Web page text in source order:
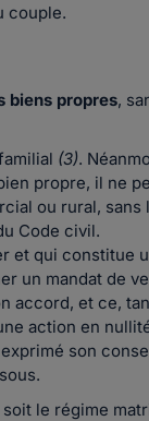
couple.
biens propres,
(3).
propre, il ne
ou rural,
Code civil.
et qui constitue
un mandat de
accord, et ce,
action en
son
le régime